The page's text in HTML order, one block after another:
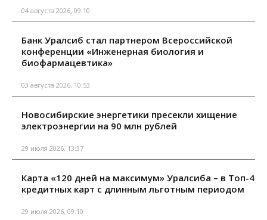
04 августа 2026, 09:10
Банк Уралсиб стал партнером Всероссийской
конференции «Инженерная биология и
биофармацевтика»
03 августа 2026, 10:53
Новосибирские энергетики пресекли хищение
электроэнергии на 90 млн рублей
29 июля 2026, 13:37
Карта «120 дней на максимум» Уралсиба – в Топ-4
кредитных карт с длинным льготным периодом
29 июля 2026, 09:10